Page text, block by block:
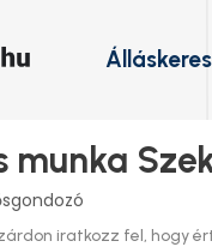
munka
iratkozz fel, hogy